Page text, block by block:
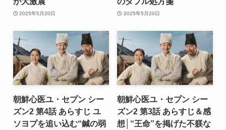
2025年5月20日 2025年5月20日
朝鮮心医ユ・セプン シー
ズン2 第4話 あらすじ ユ
ソヨプを追い込む“鍼の弱
朝鮮心医ユ・セプン シー
ズン2 第3話 あらすじ＆感
想│“王命”を掲げた不躾な